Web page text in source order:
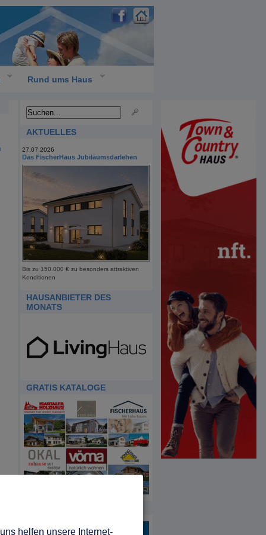
Rund ums Haus
AKTUELLES
27.07.2026
Das FischerHaus Jubiläumsdarlehen
Bis zu 150.000 € zu besonders attraktiven
Konditionen
HAUSANBIETER DES
MONATS
GRATIS KATALOGE
helfen unsere Internet-